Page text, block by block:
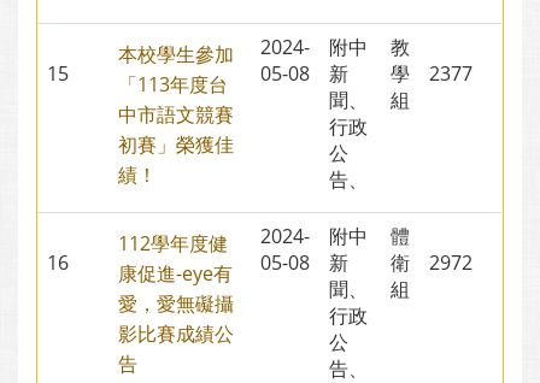
15
本校學生參加
「113年度台
中市語文競賽
初賽」榮獲佳
績！
2024-
05-08
附中
新
聞、
行政
公
告、
教
學
組
2377
16
112學年度健
康促進-eye有
愛，愛無礙攝
影比賽成績公
告
2024-
05-08
附中
新
聞、
行政
公
告、
體
衛
組
2972